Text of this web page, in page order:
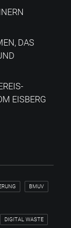
DAS
EISBERG
BMUV
DIGITAL WASTE